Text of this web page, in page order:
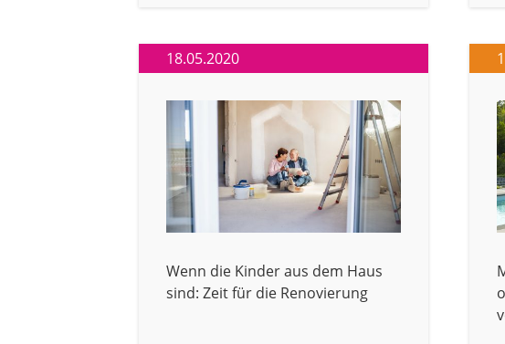
18.05.2020
Wenn die Kinder aus dem Haus
sind: Zeit für die Renovierung